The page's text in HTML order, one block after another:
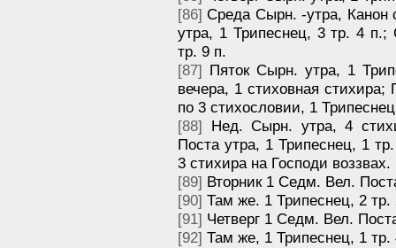
[86] Среда Сырн. -утра, Канон
утра, 1 Трипеснец, 3 тр. 4
тр. 9 п.
[87] Пяток Сырн. утра, 1
вечера, 1 стиховная
по 3 стихословии, 1
[88] Нед. Сырн. утра, 4
Поста утра, 1 Трипеснец, 1
3 стихира на Господи воззвах.
[89] Вторник 1 Седм. Вел.
[90] Там же. 1 Трипеснец, 2
[91] Четверг 1 Седм. Вел.
[92] Там же, 1 Трипеснец, 1 тр.